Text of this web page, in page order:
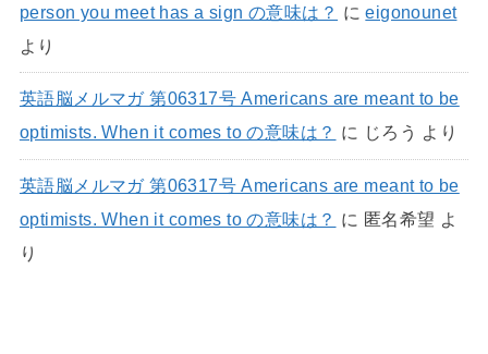
person you meet has a sign の意味は？ にeigonounet
より
英語脳メルマガ 第06317号 Americans are meant to be
optimists. When it comes to の意味は？ に じろう より
英語脳メルマガ 第06317号 Americans are meant to be
optimists. When it comes to の意味は？ に 匿名希望 よ
り